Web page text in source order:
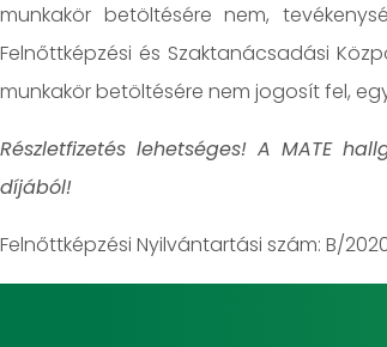
munkakör betöltésére nem,
Felnőttképzési és Szaktanácsadási
munkakör betöltésére nem jogosít fel,
Részletfizetés lehetséges! A MATE
díjából!
Felnőttképzési Nyilvántartási szám: B/